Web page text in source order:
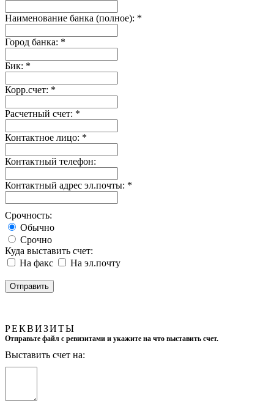
Наименование банка (полное): *
Город банка: *
Бик: *
Корр.счет: *
Расчетный счет: *
Контактное лицо: *
Контактный телефон:
Контактный адрес эл.почты: *
Срочность:
Обычно
Срочно
Куда выставить счет:
На факс
На эл.почту
РЕКВИЗИТЫ
Отправьте файл с ревизитами и укажите на что выставить счет.
Выставить счет на: